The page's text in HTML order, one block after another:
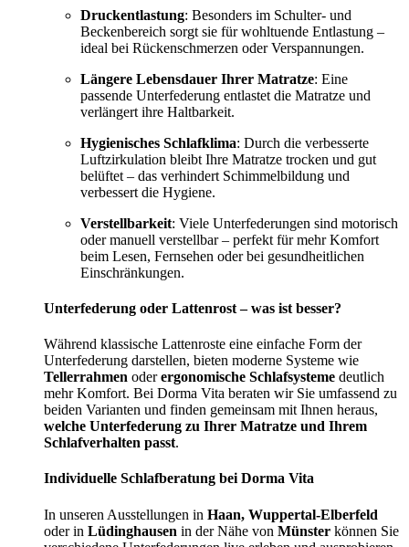
Druckentlastung: Besonders im Schulter- und
Beckenbereich sorgt sie für wohltuende Entlastung –
ideal bei Rückenschmerzen oder Verspannungen.
Längere Lebensdauer Ihrer Matratze: Eine
passende Unterfederung entlastet die Matratze und
verlängert ihre Haltbarkeit.
Hygienisches Schlafklima: Durch die verbesserte
Luftzirkulation bleibt Ihre Matratze trocken und gut
belüftet – das verhindert Schimmelbildung und
verbessert die Hygiene.
Verstellbarkeit: Viele Unterfederungen sind motorisch
oder manuell verstellbar – perfekt für mehr Komfort
beim Lesen, Fernsehen oder bei gesundheitlichen
Einschränkungen.
Unterfederung oder Lattenrost – was ist besser?
Während klassische Lattenroste eine einfache Form der
Unterfederung darstellen, bieten moderne Systeme wie
Tellerrahmen oderergonomische Schlafsysteme deutlich
mehr Komfort. Bei Dorma Vita beraten wir Sie umfassend zu
beiden Varianten und finden gemeinsam mit Ihnen heraus,
welche Unterfederung zu Ihrer Matratze und Ihrem
Schlafverhalten passt.
Individuelle Schlafberatung bei Dorma Vita
In unseren Ausstellungen in Haan, Wuppertal-Elberfeld
oder in Lüdinghausen in der Nähe von Münster können Sie